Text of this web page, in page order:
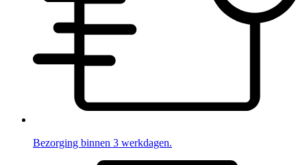
Bezorging binnen 3 werkdagen.